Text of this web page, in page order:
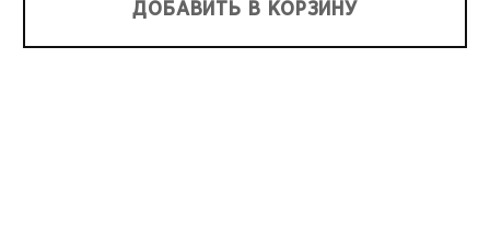
ДОБАВИТЬ В КОРЗИНУ